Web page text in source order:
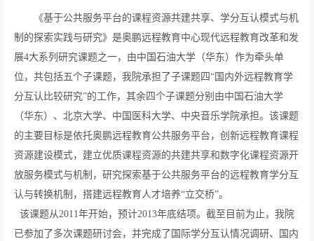
《基于公共服务平台的课程资源共建共享、学分互认模式与机
制的探索实践与研究》是奥鹏远程教育中心现代远程教育改革和发
展4大系列研究课题之一，由中国石油大学（华东）作为牵头单
位，共包括五个子课题，我院承担了子课题四“国内外远程教育学
分互认比较研究”的工作，其余四个子课题分别由中国石油大学
（华东）、北京大学、中国医科大学、中央音乐学院承担。该课题
的主要目标是依托奥鹏远程教育公共服务平台，创新远程教育课程
资源建设模式，建立优质课程资源的共建共享和数字化课程资源开
放服务模式与机制，研究探索基于公共服务平台的远程教育学分互
认与转换机制，搭建远程教育人才培养“立交桥”。
该课题从2011年开始，预计2013年底结项。截至目前为止，我院
已参加了多次课题研讨会，并完成了国际学分互认情况调研、国内